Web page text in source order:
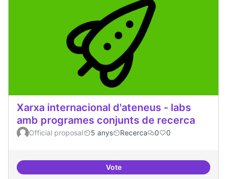
Xarxa internacional d'ateneus - labs
amb programes conjunts de recerca
Official proposal 5 anys Recerca 0 0
VoteXarxa internacional d'ateneus -